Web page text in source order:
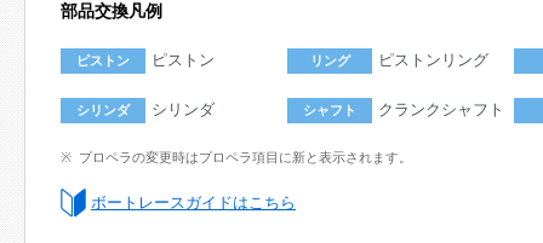
部品交換凡例
ピストン ピストン リング ピストンリング
シリンダ シリンダ シャフト クランクシャフト
プロペラの変更時はプロペラ項目に新と表示されます。
ボートレースガイドはこちら